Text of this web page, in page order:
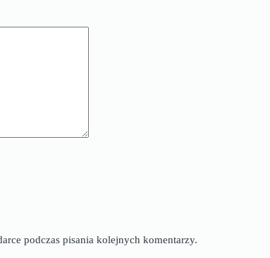
podczas pisania kolejnych komentarzy.